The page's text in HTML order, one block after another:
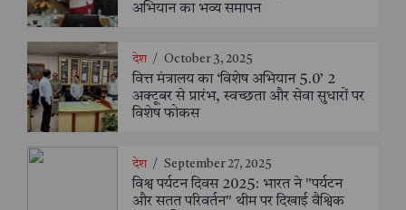
अभियान का भव्य समापन
देश / October 3, 2025
वित्त मंत्रालय का ‘विशेष अभियान 5.0’ 2
अक्टूबर से प्रारंभ, स्वच्छता और सेवा सुधारों पर
विशेष फोकस
देश / September 27, 2025
विश्व पर्यटन दिवस 2025: भारत ने "पर्यटन
और सतत परिवर्तन" थीम पर दिखाई वैश्विक